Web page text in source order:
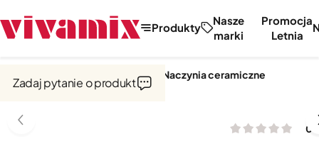
Produkty
Nasze
marki
Promocja
Letnia
Garnki i naczynia Naczynia ceramiczne
0
Zadaj pytanie o produkt